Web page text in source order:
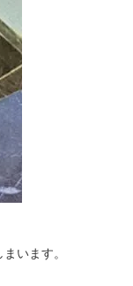
います。